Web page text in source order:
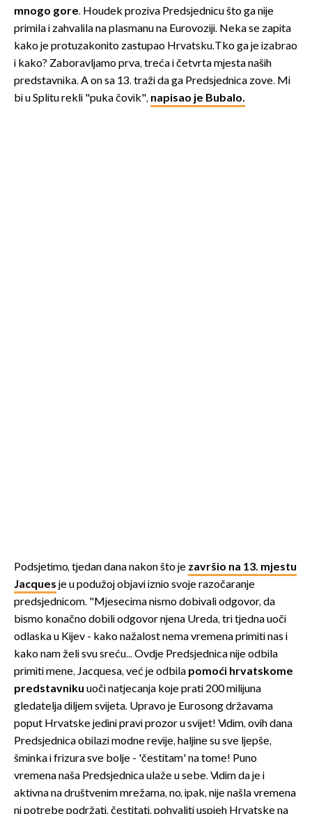
mnogo gore. Houdek proziva Predsjednicu što ga nije
primila i zahvalila na plasmanu na Eurovoziji. Neka se zapita
kako je protuzakonito zastupao Hrvatsku.Tko ga je izabrao
i kako? Zaboravljamo prva, treća i četvrta mjesta naših
predstavnika. A on sa 13. traži da ga Predsjednica zove. Mi
bi u Splitu rekli "puka čovik", napisao je Bubalo.
Podsjetimo, tjedan dana nakon što je završio na 13. mjestu
Jacques je u podužoj objavi iznio svoje razočaranje
predsjednicom. "Mjesecima nismo dobivali odgovor, da
bismo konačno dobili odgovor njena Ureda, tri tjedna uoči
odlaska u Kijev - kako nažalost nema vremena primiti nas i
kako nam želi svu sreću... Ovdje Predsjednica nije odbila
primiti mene, Jacquesa, već je odbila pomoći hrvatskome
predstavniku uoči natjecanja koje prati 200 milijuna
gledatelja diljem svijeta. Upravo je Eurosong državama
poput Hrvatske jedini pravi prozor u svijet! Vidim, ovih dana
Predsjednica obilazi modne revije, haljine su sve ljepše,
šminka i frizura sve bolje - 'čestitam' na tome! Puno
vremena naša Predsjednica ulaže u sebe. Vidim da je i
aktivna na društvenim mrežama, no, ipak, nije našla vremena
ni potrebe podržati, čestitati, pohvaliti uspjeh Hrvatske na